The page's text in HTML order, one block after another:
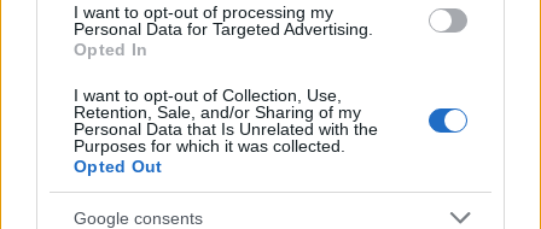
I want to opt-out of processing my
Personal Data for Targeted Advertising.
Opted In
I want to opt-out of Collection, Use,
Retention, Sale, and/or Sharing of my
Personal Data that Is Unrelated with the
Purposes for which it was collected.
Opted Out
Google consents
zabolázhatatlan, épp mint Amy Winehouse dalai. A
macaronokat a Chez Dodo a tőle megszokott
legfinomabb alapanyagait használták fel, a
roppanós mandulakalapocskák között megbújó
krémek alapja a Valrhona csokoládéi, paté
d’amande-ja és a Boiron kirobbanó gyümölcspüréi.